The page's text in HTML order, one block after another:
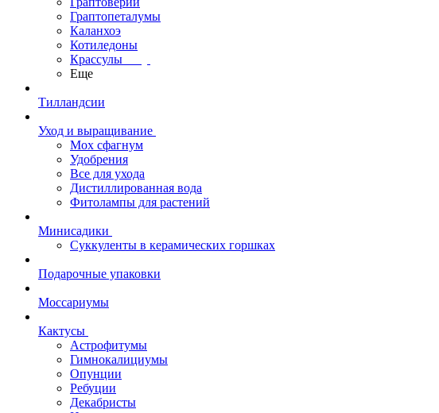
Граптопеталумы
Каланхоэ
Котиледоны
Крассулы
Еще
Тилландсии
Уход и выращивание
Мох сфагнум
Удобрения
Все для ухода
Дистиллированная вода
Фитолампы для растений
Минисадики
Суккуленты в керамических горшках
Подарочные упаковки
Моссариумы
Кактусы
Астрофитумы
Гимнокалициумы
Опунции
Ребуции
Декабристы